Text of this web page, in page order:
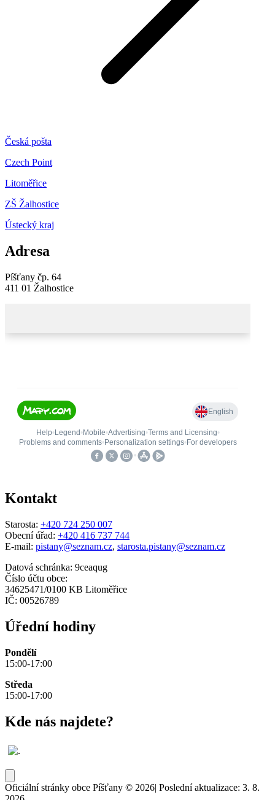
Česká pošta
Czech Point
Litoměřice
ZŠ Žalhostice
Ústecký kraj
Adresa
Píšťany čp. 64
411 01 Žalhostice
Kontakt
Starosta: +420 724 250 007
Obecní úřad: +420 416 737 744
E-mail: pistany@seznam.cz, starosta.pistany@seznam.cz
Datová schránka: 9ceaqug
Číslo účtu obce:
34625471/0100 KB Litoměřice
IČ: 00526789
Úřední hodiny
Pondělí
15:00-17:00
Středa
15:00-17:00
Kde nás najdete?
Oficiální stránky obce Píšťany © 2026| Poslední aktualizace: 3. 8.